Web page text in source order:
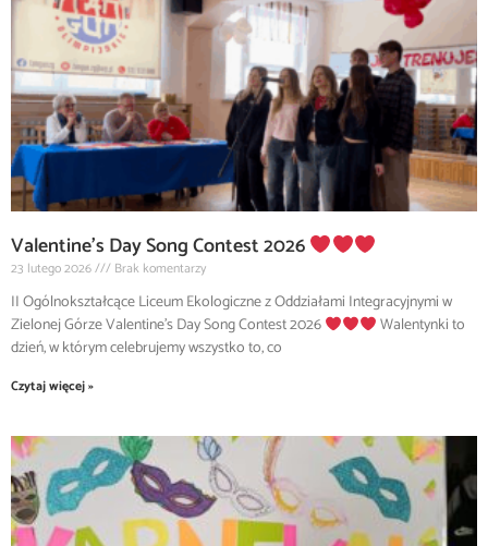
Valentine’s Day Song Contest 2026
23 lutego 2026 Brak komentarzy
II Ogólnokształcące Liceum Ekologiczne z Oddziałami Integracyjnymi w
Zielonej Górze Valentine’s Day Song Contest 2026
Walentynki to
dzień, w którym celebrujemy wszystko to, co
Czytaj więcej »